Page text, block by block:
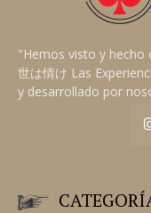
"Hemos visto y hecho
世は情け Las
y desarrollado por